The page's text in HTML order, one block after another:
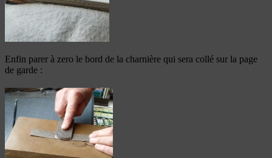
Enfin parer à zero le bord de la charnière qui sera collé sur la page
de garde :